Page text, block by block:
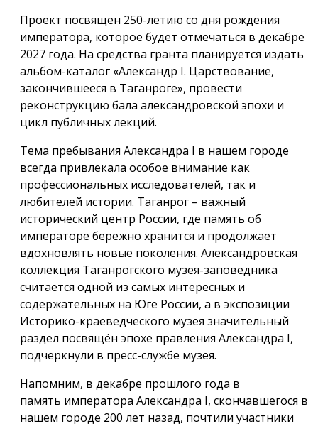
Проект посвящён 250-летию со дня рождения
императора, которое будет отмечаться в декабре
2027 года. На средства гранта планируется издать
альбом-каталог «Александр I. Царствование,
закончившееся в Таганроге», провести
реконструкцию бала александровской эпохи и
цикл публичных лекций.
Тема пребывания Александра I в нашем городе
всегда привлекала особое внимание как
профессиональных исследователей, так и
любителей истории. Таганрог – важный
исторический центр России, где память об
императоре бережно хранится и продолжает
вдохновлять новые поколения. Александровская
коллекция Таганрогского музея-заповедника
считается одной из самых интересных и
содержательных на Юге России, а в экспозиции
Историко-краеведческого музея значительный
раздел посвящён эпохе правления Александра I,
подчеркнули в пресс-службе музея.
Напомним, в декабре прошлого года в
память императора Александра I, скончавшегося в
нашем городе 200 лет назад, почтили участники